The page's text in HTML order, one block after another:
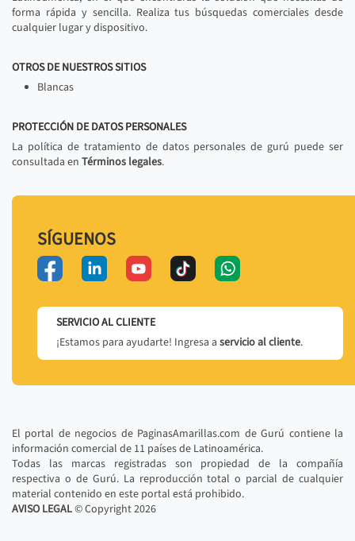
forma rápida y sencilla. Realiza tus búsquedas comerciales desde
cualquier lugar y dispositivo.
OTROS DE NUESTROS SITIOS
Blancas
PROTECCIÓN DE DATOS PERSONALES
La política de tratamiento de datos personales de gurú puede ser
consultada en Términos legales.
SÍGUENOS
SERVICIO AL CLIENTE
¡Estamos para ayudarte! Ingresa a servicio al cliente.
El portal de negocios de PaginasAmarillas.com de Gurú contiene la
información comercial de 11 países de Latinoamérica.
Todas las marcas registradas son propiedad de la compañía
respectiva o de Gurú. La reproducción total o parcial de cualquier
material contenido en este portal está prohibido.
AVISO LEGAL© Copyright2026